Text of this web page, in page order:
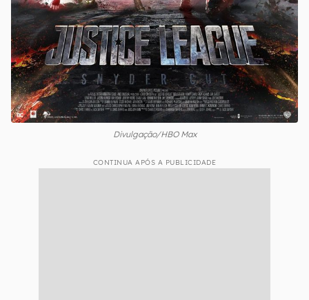
Divulgação/HBO Max
CONTINUA APÓS A PUBLICIDADE